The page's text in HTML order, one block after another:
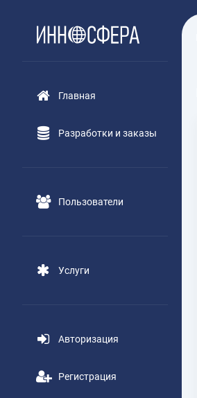
Главная
Разработки и заказы
Пользователи
Услуги
Авторизация
Регистрация